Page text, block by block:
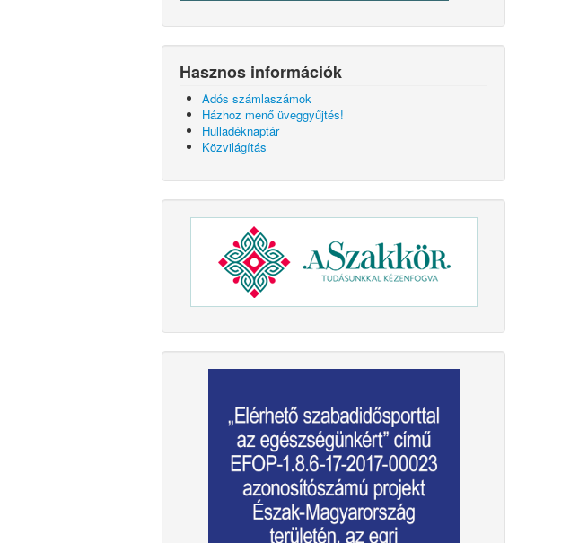
Hasznos információk
Adós számlaszámok
Házhoz menő üveggyűjtés!
Hulladéknaptár
Közvilágítás